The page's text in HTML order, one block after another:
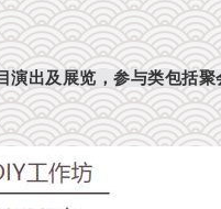
出及展览，参与类包括聚